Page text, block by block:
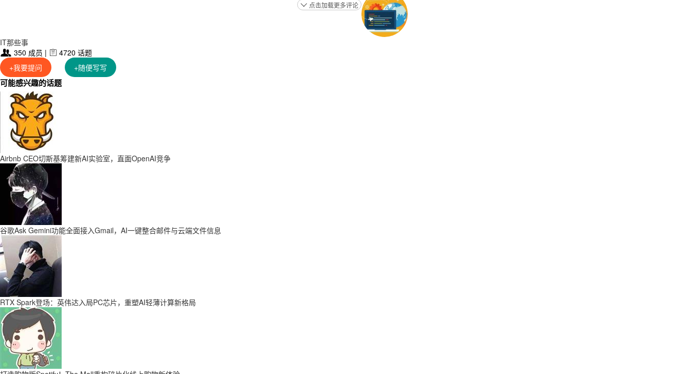
 点击加载更多评论
IT那些事
 350 成员 |  4720 话题
+我要提问
+随便写写
可能感兴趣的话题
Airbnb CEO切斯基筹建新AI实验室，直面OpenAI竞争
谷歌Ask Gemini功能全面接入Gmail，AI一键整合邮件与云端文件信息
RTX Spark登场：英伟达入局PC芯片，重塑AI轻薄计算新格局